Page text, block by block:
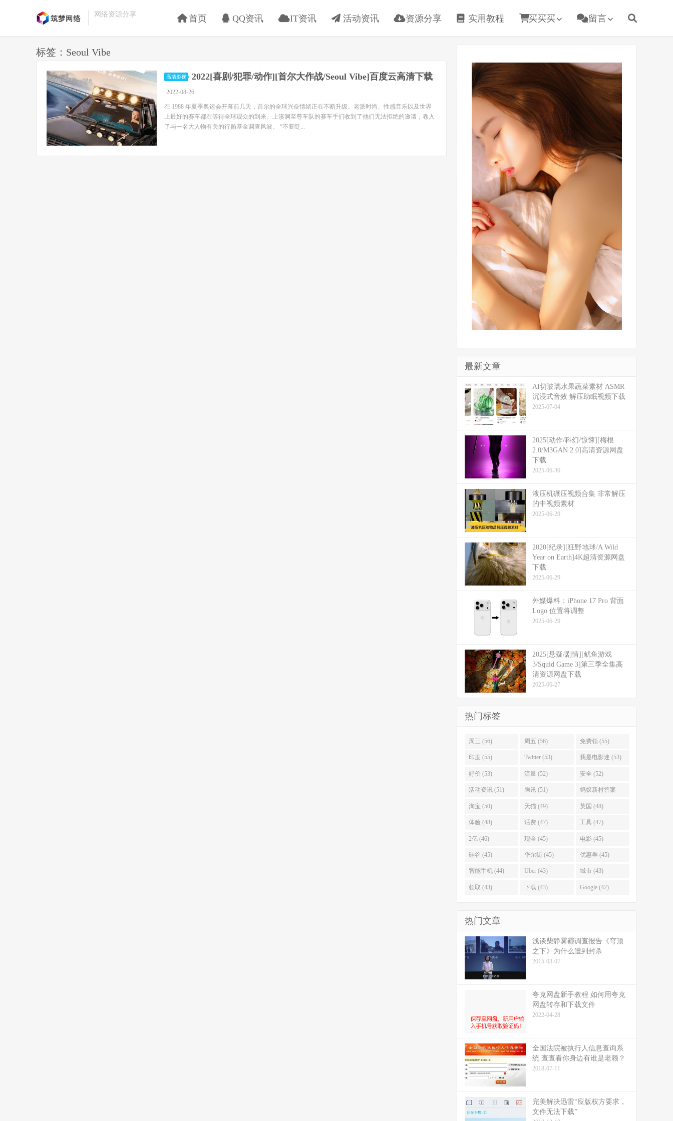
网络资源分享 首页 QQ资讯 IT资讯 活动资讯 资源分享 实用教程 买买买 留言
标签：Seoul Vibe
高清影视 2022[喜剧/犯罪/动作][首尔大作战/Seoul Vibe]百度云高清下载
2022-08-26
在 1988 年夏季奥运会开幕前几天，首尔的全球兴奋情绪正在不断升级。老派时尚、性感音乐以及世界
上最好的赛车都在等待全球观众的到来。上溪洞至尊车队的赛车手们收到了他们无法拒绝的邀请，卷入
了与一名大人物有关的行贿基金调查风波。 “不要眨...
最新文章
​​AI切玻璃水果蔬菜素材 ASMR
沉浸式音效 解压助眠视频下载
2025-07-04
2025[动作/科幻/惊悚][梅根
2.0/M3GAN 2.0]高清资源网盘
下载
2025-06-30
液压机碾压视频合集 非常解压
的中视频素材
2025-06-29
2020[纪录][狂野地球/A Wild
Year on Earth]4K超清资源网盘
下载
2025-06-29
外媒爆料：​​iPhone 17 Pro 背面
Logo 位置将调整​​
2025-06-29
2025[悬疑/剧情][鱿鱼游戏
3/Squid Game 3]第三季全集高
清资源网盘下载
2025-06-27
热门标签
周三 (56) 周五 (56) 免费领 (55)
印度 (55) Twitter (53) 我是电影迷 (53)
好价 (53) 流量 (52) 安全 (52)
活动资讯 (51) 腾讯 (51) 蚂蚁新村答案
(51)
淘宝 (50) 天猫 (49) 英国 (48)
体验 (48) 话费 (47) 工具 (47)
2亿 (46) 现金 (45) 电影 (45)
硅谷 (45) 华尔街 (45) 优惠券 (45)
智能手机 (44) Uber (43) 城市 (43)
领取 (43) 下载 (43) Google (42)
热门文章
浅谈柴静雾霾调查报告《穹顶
之下》为什么遭到封杀
2015-03-07
夸克网盘新手教程 如何用夸克
网盘转存和下载文件
2022-04-28
全国法院被执行人信息查询系
统 查查看你身边有谁是老赖？
2018-07-11
完美解决迅雷“应版权方要求，
文件无法下载”